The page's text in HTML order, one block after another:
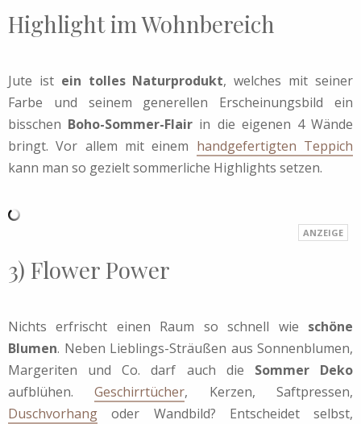
Highlight im Wohnbereich
Jute ist ein tolles Naturprodukt, welches mit seiner
Farbe und seinem generellen Erscheinungsbild ein
bisschen Boho-Sommer-Flair in die eigenen 4 Wände
bringt. Vor allem mit einem handgefertigten Teppich
kann man so gezielt sommerliche Highlights setzen.
3) Flower Power
Nichts erfrischt einen Raum so schnell wie schöne
Blumen. Neben Lieblings-Sträußen aus Sonnenblumen,
Margeriten und Co. darf auch die Sommer Deko
aufblühen.Geschirrtücher, Kerzen, Saftpressen,
Duschvorhang oder Wandbild? Entscheidet selbst,